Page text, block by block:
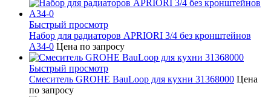
Быстрый просмотр
Набор для радиаторов APRIORI 3/4 без кронштейнов
A34-0 Цена по запросу
Быстрый просмотр
Смеситель GROHE BauLoop для кухни 31368000 Цена
по запросу